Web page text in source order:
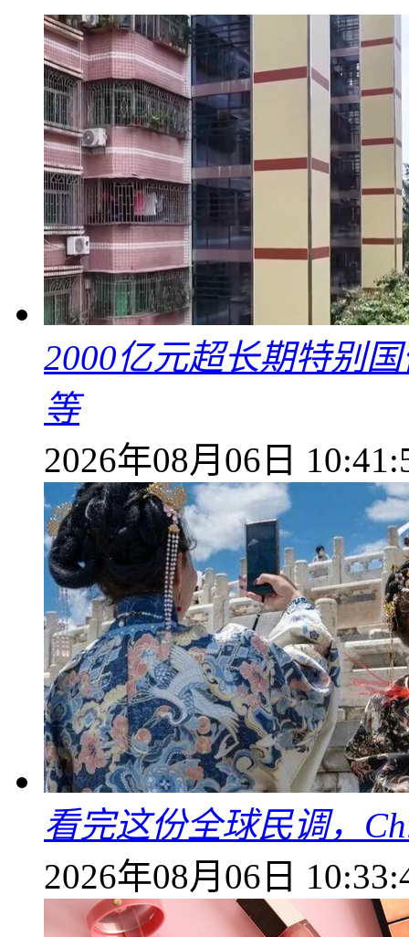
2000亿元超长期特别
等
2026年08月06日
看完这份全球民调，
2026年08月06日